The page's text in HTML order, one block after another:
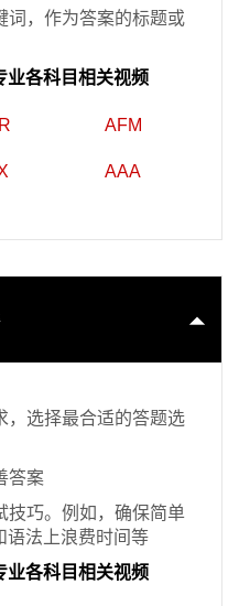
词，作为答案的标题或
业各科目相关视频
AFM
AAA
，选择最合适的答题选
答案
技巧。例如，确保简单
语法上浪费时间等
业各科目相关视频